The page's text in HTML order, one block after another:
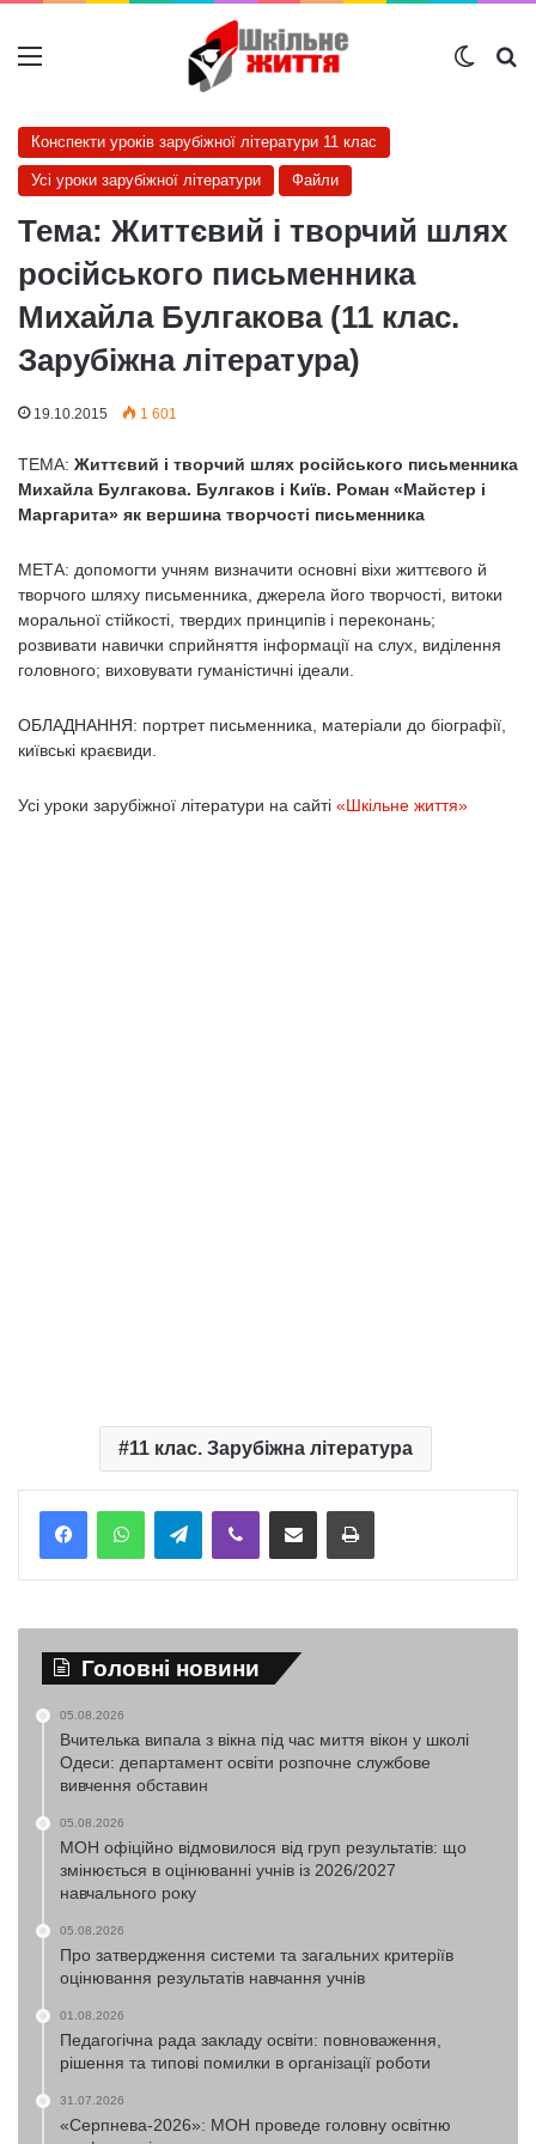
Меню
Конспекти уроків зарубіжної літератури 11 клас
Усі уроки зарубіжної літератури Файли
Тема: Життєвий і творчий шлях
російського письменника
Михайла Булгакова (11 клас.
Зарубіжна література)
19.10.2015 1 601
ТЕМА: Життєвий і творчий шлях російського письменника
Михайла Булгакова. Булгаков і Київ. Роман «Майстер і
Маргарита» як вершина творчості письменника
МЕТА: допомогти учням визначити основні віхи життєвого й
творчого шляху письменника, джерела його твор­чості, витоки
моральної стійкості, твердих прин­ципів і переконань;
розвивати навички сприйняття інформації на слух, виділення
головного; виховувати гуманістичні ідеали.
ОБЛАДНАННЯ: портрет письменника, матеріали до біографії,
київські краєвиди.
Усі уроки зарубіжної літератури на сайті «Шкільне життя»
11 клас. Зарубіжна література
TelegramViber Надіслати електронною поштоюНадрукувати
Головні новини
05.08.2026
Вчителька випала з вікна під час миття вікон у школі
Одеси: департамент освіти розпочне службове
вивчення обставин
05.08.2026
МОН офіційно відмовилося від груп результатів: що
змінюється в оцінюванні учнів із 2026/2027
навчального року
05.08.2026
Про затвердження системи та загальних критеріїв
оцінювання результатів навчання учнів
01.08.2026
Педагогічна рада закладу освіти: повноваження,
рішення та типові помилки в організації роботи
31.07.2026
«Серпнева-2026»: МОН проведе головну освітню